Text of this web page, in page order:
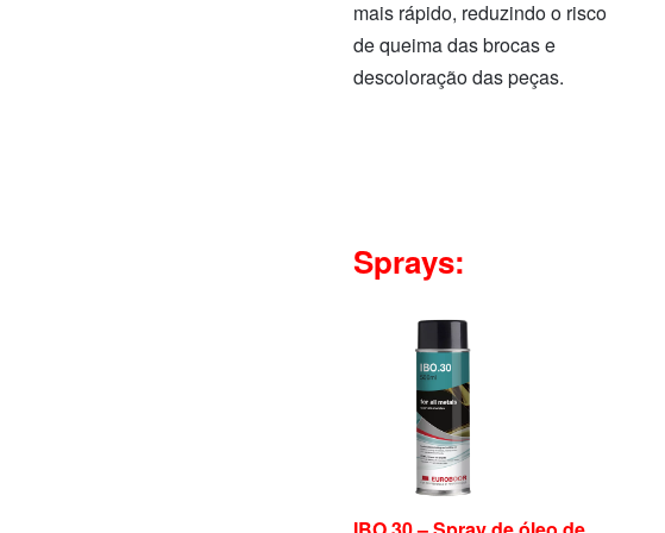
mais rápido, reduzindo o risco
de queima das brocas e
descoloração das peças.
Sprays: